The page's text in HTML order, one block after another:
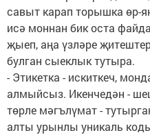
савыт карап торышка өр-
исә моннан бик оста
җыеп, аңа үзләре
булган сыеклык тутыра.
- Этикетка - искиткеч,
алмыйсыз. Икенчедән -
төрле мәгълүмат -
алты урынлы уникаль